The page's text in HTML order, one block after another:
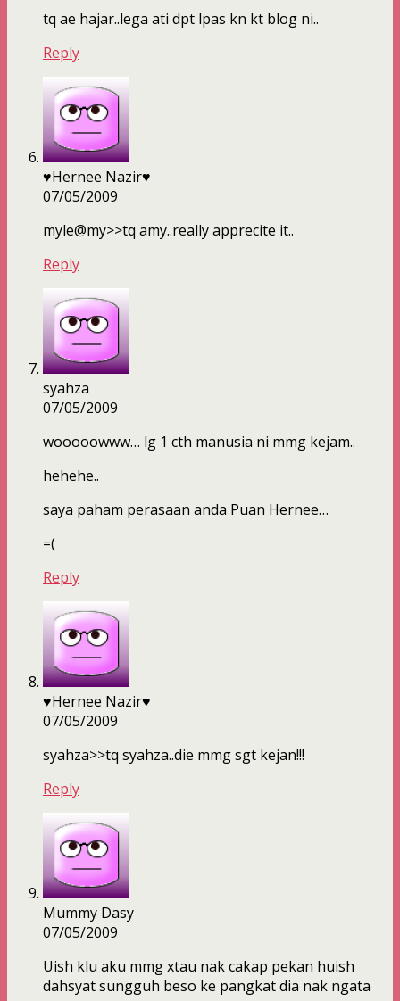
tq ae hajar..lega ati dpt lpas kn kt blog ni..
Reply
♥Hernee Nazir♥
07/05/2009
myle@my>>tq amy..really apprecite it..
Reply
syahza
07/05/2009
wooooowww… lg 1 cth manusia ni mmg kejam..
hehehe..
saya paham perasaan anda Puan Hernee…
=(
Reply
♥Hernee Nazir♥
07/05/2009
syahza>>tq syahza..die mmg sgt kejan!!!
Reply
Mummy Dasy
07/05/2009
Uish klu aku mmg xtau nak cakap pekan huish
dahsyat sungguh beso ke pangkat dia nak ngata